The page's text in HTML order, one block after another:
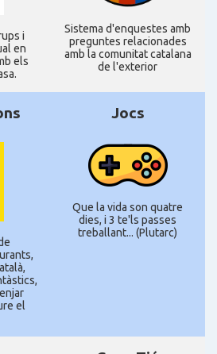
i
en
els
Sistema d'enquestes amb
preguntes relacionades
amb la comunitat catalana
de l'exterior
el
Jocs
Que la vida son quatre
dies, i 3 te'ls passes
treballant... (Plutarc)